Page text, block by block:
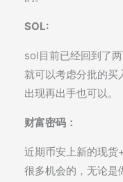
SOL:
sol目前已经回到了
就可以考虑分批的买
出现再出手也可以。
财富密码：
近期币安上新的现
很多机会的，无论是